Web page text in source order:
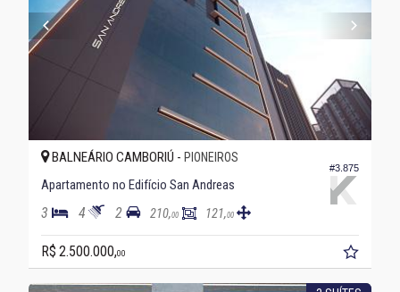
#3.875
BALNEÁRIO CAMBORIÚ - PIONEIROS
Apartamento no Edifício San Andreas
3 4 2 210,00 121,00
R$ 2.500.000,00